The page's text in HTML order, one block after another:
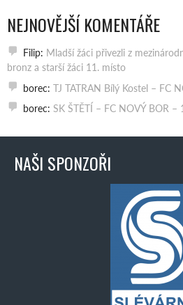
NEJNOVĚJŠÍ KOMENTÁŘE
Filip: Mladší žáci přivezli z
bronz a starší žáci 11. místo
borec: TJ TATRAN Bílý Kostel – FC
borec: SK ŠTĚTÍ – FC NOVÝ BOR –
NAŠI SPONZOŘI